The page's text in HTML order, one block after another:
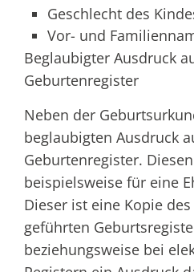
Geschlecht des
Vor- und
Beglaubigter Ausdruck
Geburtenregister
Neben der
beglaubigten Ausdruck
Geburtenregister.
beispielsweise für eine
Dieser ist eine Kopie
geführten
beziehungsweise bei